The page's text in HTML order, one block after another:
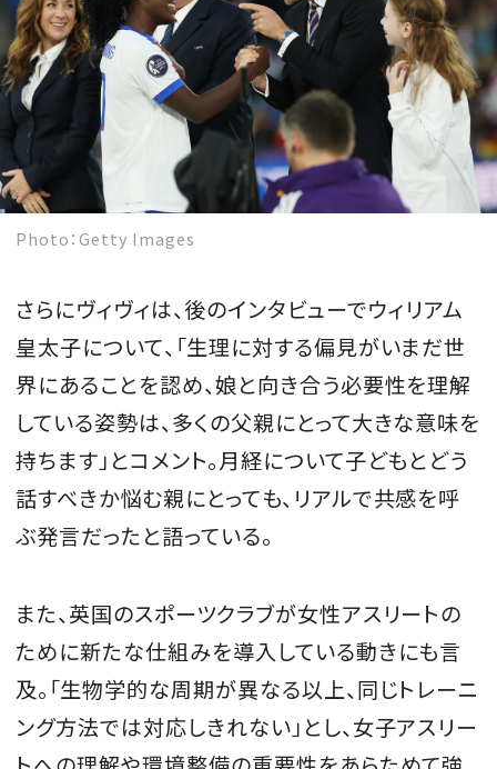
Photo：Getty Images
さらにヴィヴィは、後のインタビューでウィリアム
皇太子について、「生理に対する偏見がいまだ世
界にあることを認め、娘と向き合う必要性を理解
している姿勢は、多くの父親にとって大きな意味を
持ちます」とコメント。月経について子どもとどう
話すべきか悩む親にとっても、リアルで共感を呼
ぶ発言だったと語っている。
また、英国のスポーツクラブが女性アスリートの
ために新たな仕組みを導入している動きにも言
及。「生物学的な周期が異なる以上、同じトレーニ
ング方法では対応しきれない」とし、女子アスリー